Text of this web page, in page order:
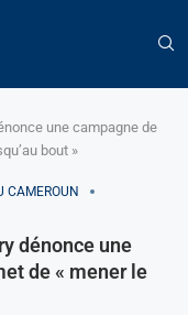
une campagne de
bout »
CAMEROUN
dénonce une
de « mener le